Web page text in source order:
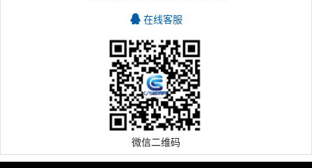
在线客服
微信二维码